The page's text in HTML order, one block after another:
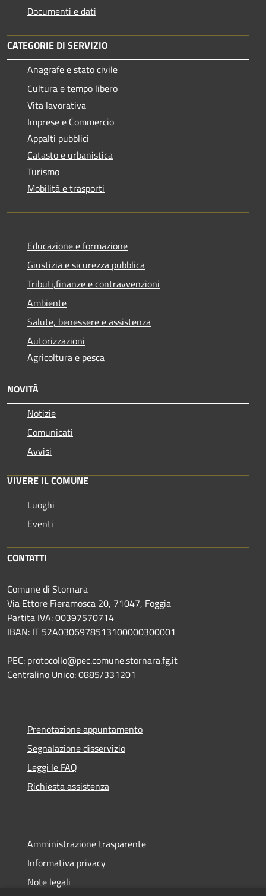
Documenti e dati
CATEGORIE DI SERVIZIO
Anagrafe e stato civile
Cultura e tempo libero
Vita lavorativa
Imprese e Commercio
Appalti pubblici
Catasto e urbanistica
Turismo
Mobilità e trasporti
Educazione e formazione
Giustizia e sicurezza pubblica
Tributi,finanze e contravvenzioni
Ambiente
Salute, benessere e assistenza
Autorizzazioni
Agricoltura e pesca
NOVITÀ
Notizie
Comunicati
Avvisi
VIVERE IL COMUNE
Luoghi
Eventi
CONTATTI
Comune di Stornara
Via Ettore Fieramosca 20, 71047, Foggia
Partita IVA: 00397570714
IBAN: IT 52A0306978513100000300001
PEC: protocollo@pec.comune.stornara.fg.it
Centralino Unico: 0885/331201
Prenotazione appuntamento
Segnalazione disservizio
Leggi le FAQ
Richiesta assistenza
Amministrazione trasparente
Informativa privacy
Note legali